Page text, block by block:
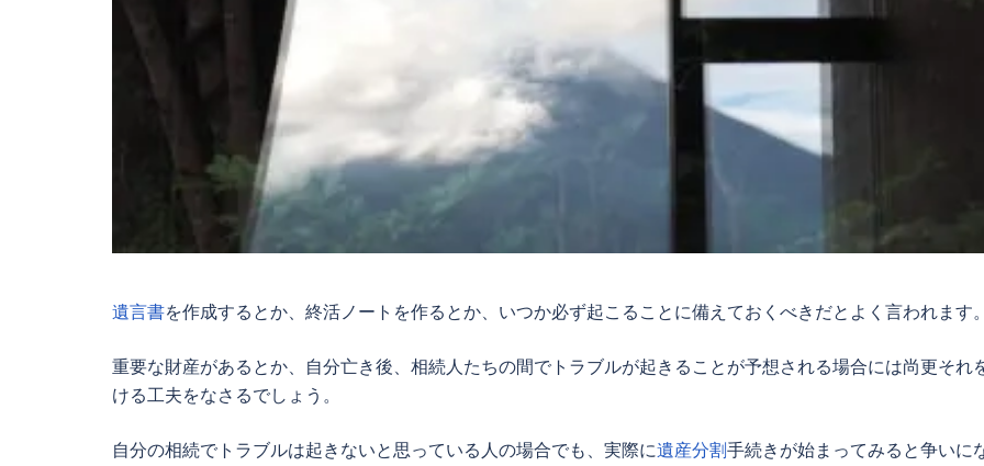
遺言書を作成するとか、終活ノートを作るとか、いつか必ず起こることに備えておくべきだとよく言われます。
重要な財産があるとか、自分亡き後、相続人たちの間でトラブルが起きることが予想される場合には尚更それ
ける工夫をなさるでしょう。
自分の相続でトラブルは起きないと思っている人の場合でも、実際に遺産分割手続きが始まってみると争いに